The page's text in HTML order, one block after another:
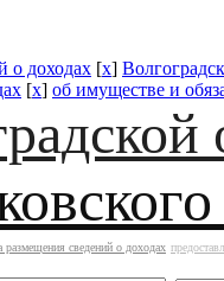
о доходах [x]
[x] об имуществе и
размещения сведений о доходах